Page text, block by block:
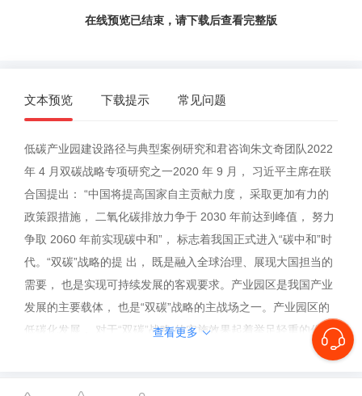
在线预览已结束，请下载后查看完整版
文本预览 下载提示 常见问题
低碳产业园建设路径与典型案例研究和君咨询朱文奇团队2022
年 4 月双碳战略专项研究之一2020 年 9 月， 习近平主席在联
合国提出： “中国将提高国家自主贡献力度， 采取更加有力的
政策跟措施， 二氧化碳排放力争于 2030 年前达到峰值， 努力
争取 2060 年前实现碳中和”， 标志着我国正式进入“碳中和”时
代。“双碳”战略的提 出， 既是融入全球治理、展现大国担当的
需要， 也是实现可持续发展的客观要求。产业园区是我国产业
发展的主要载体， 也是“双碳”战略的主战场之一。产业园区的
低碳化发展， 对于“双碳”战略 的实施效果起着举足轻重的作
用。但是， 由于“双碳”战略涉及技术、成本、政策等多方面因
查看更多